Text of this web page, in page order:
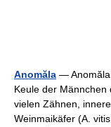
Anomăla —
Keule der
vielen Zähnen,
Weinmaikäfer (A.